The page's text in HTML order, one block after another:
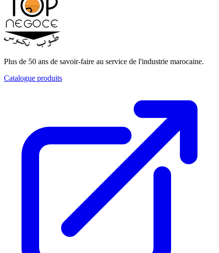
Plus de 50 ans de savoir-faire au service de l'industrie marocaine.
Catalogue produits